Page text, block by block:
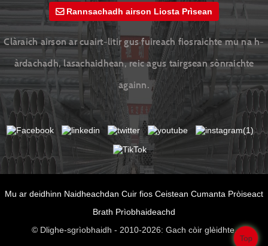
Rannsachadh airson Liosta Prìsean
Clàraich airson ar cuairt-litir gus fuireach fiosraichte mu na h-
àrdachadh, lasachaidhean, reic agus tairgsean sònraichte
againn.
Mu ar deidhinn Naidheachdan Cuir fios Ceistean Cumanta Pròiseact
Brath Prìobhaideachd
© Dlighe-sgrìobhaidh - 2010-2026: Gach còir glèidhte.
Top